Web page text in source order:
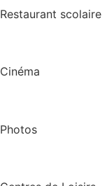
Restaurant scolaire
Cinéma
Photos